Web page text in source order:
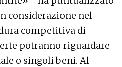
considerazione nel
competitiva di
potranno riguardare
o singoli beni. Al